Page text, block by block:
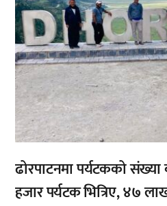
ढोरपाटनमा पर्यटकको
हजार पर्यटक भित्रिए, ४७